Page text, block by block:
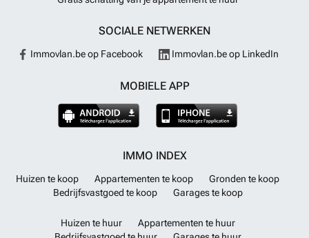
SOCIALE NETWERKEN
Immovlan.be op Facebook Immovlan.be op LinkedIn
MOBIELE APP
IMMO INDEX
Huizen te koop Appartementen te koop
Gronden te koop
Bedrijfsvastgoed te koop
Garages te koop
Huizen te huur
Appartementen te huur